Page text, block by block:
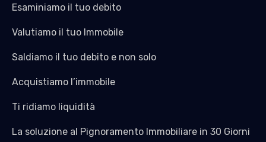
Esaminiamo il tuo debito
Valutiamo il tuo Immobile
Saldiamo il tuo debito e non solo
Acquistiamo l’immobile
Ti ridiamo liquidità
La soluzione al Pignoramento Immobiliare in 30 Giorni